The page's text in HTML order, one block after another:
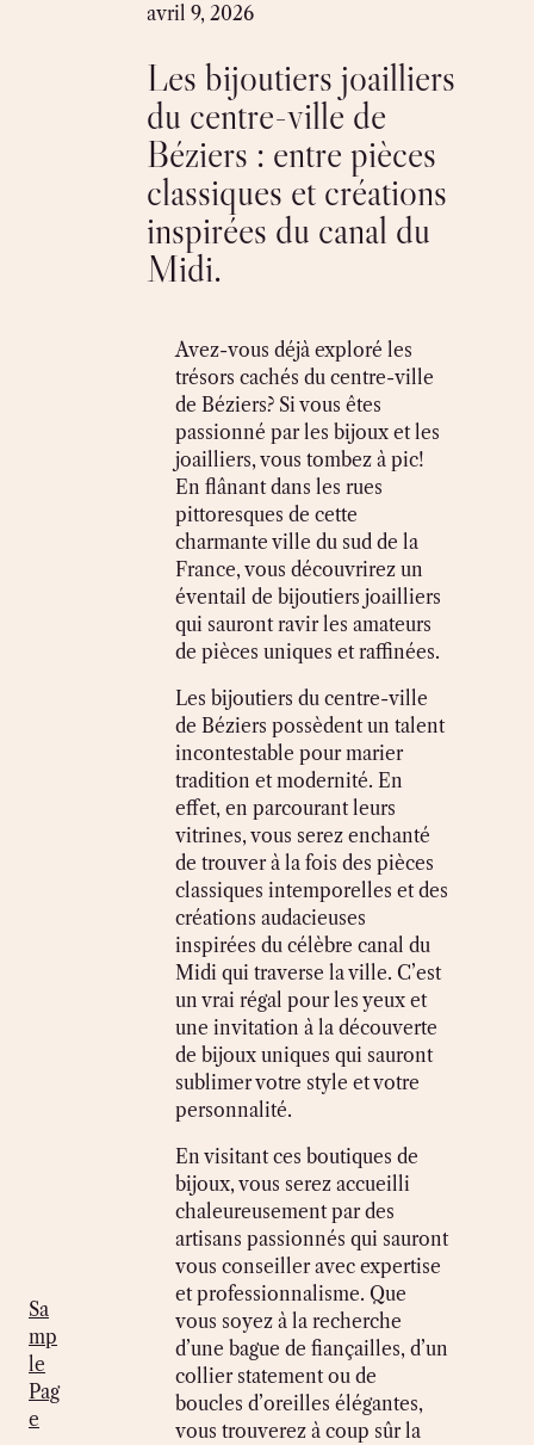
Sa
mp
le
Pag
e
avril 9, 2026
Les bijoutiers joailliers
du centre-ville de
Béziers : entre pièces
classiques et créations
inspirées du canal du
Midi.
Avez-vous déjà exploré les
trésors cachés du centre-ville
de Béziers? Si vous êtes
passionné par les bijoux et les
joailliers, vous tombez à pic!
En flânant dans les rues
pittoresques de cette
charmante ville du sud de la
France, vous découvrirez un
éventail de bijoutiers joailliers
qui sauront ravir les amateurs
de pièces uniques et raffinées.
Les bijoutiers du centre-ville
de Béziers possèdent un talent
incontestable pour marier
tradition et modernité. En
effet, en parcourant leurs
vitrines, vous serez enchanté
de trouver à la fois des pièces
classiques intemporelles et des
créations audacieuses
inspirées du célèbre canal du
Midi qui traverse la ville. C’est
un vrai régal pour les yeux et
une invitation à la découverte
de bijoux uniques qui sauront
sublimer votre style et votre
personnalité.
En visitant ces boutiques de
bijoux, vous serez accueilli
chaleureusement par des
artisans passionnés qui sauront
vous conseiller avec expertise
et professionnalisme. Que
vous soyez à la recherche
d’une bague de fiançailles, d’un
collier statement ou de
boucles d’oreilles élégantes,
vous trouverez à coup sûr la